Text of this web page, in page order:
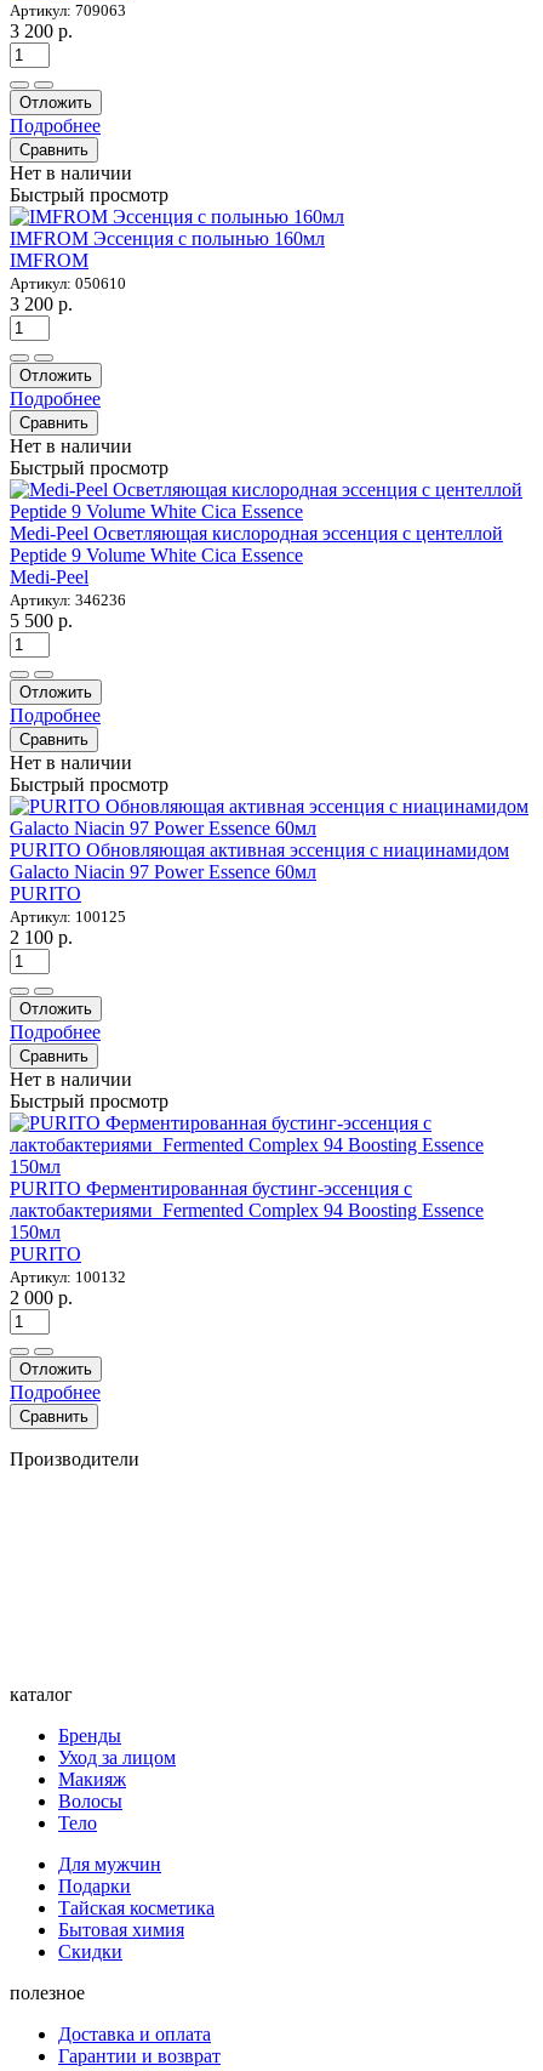
Артикул: 709063
3 200 р.
Отложить
Подробнее
Сравнить
Нет в наличии
Быстрый просмотр
IMFROM Эссенция с полынью 160мл
IMFROM
Артикул: 050610
3 200 р.
Отложить
Подробнее
Сравнить
Нет в наличии
Быстрый просмотр
Medi-Peel Осветляющая кислородная эссенция с центеллой
Peptide 9 Volume White Cica Essence
Medi-Peel
Артикул: 346236
5 500 р.
Отложить
Подробнее
Сравнить
Нет в наличии
Быстрый просмотр
PURITO Обновляющая активная эссенция с ниацинамидом
Galacto Niacin 97 Power Essence 60мл
PURITO
Артикул: 100125
2 100 р.
Отложить
Подробнее
Сравнить
Нет в наличии
Быстрый просмотр
PURITO Ферментированная бустинг-эссенция с
лактобактериями Fermented Complex 94 Boosting Essence
150мл
PURITO
Артикул: 100132
2 000 р.
Отложить
Подробнее
Сравнить
Производители
каталог
Бренды
Уход за лицом
Макияж
Волосы
Тело
Для мужчин
Подарки
Тайская косметика
Бытовая химия
Скидки
полезное
Доставка и оплата
Гарантии и возврат